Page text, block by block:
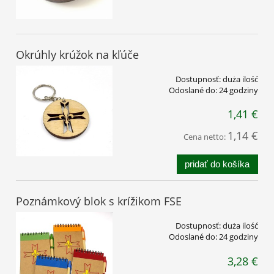
Okrúhly krúžok na kľúče
Dostupnosť:duża ilość
Odoslané do:24 godziny
1,41 €
Cena netto: 1,14 €
pridať do košíka
Poznámkový blok s krížikom FSE
Dostupnosť:duża ilość
Odoslané do:24 godziny
3,28 €